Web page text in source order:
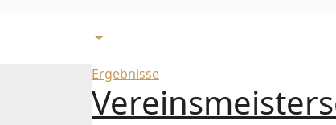
Ergebnisse